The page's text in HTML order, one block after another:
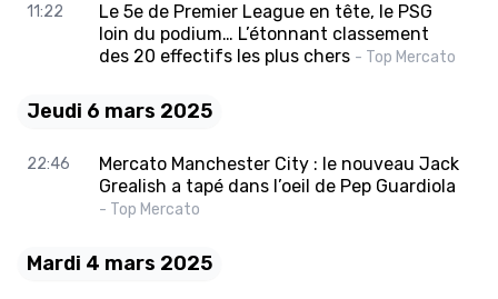
11:22
Le 5e de Premier League en tête, le PSG
loin du podium… L’étonnant classement
des 20 effectifs les plus chers - Top Mercato
Jeudi 6 mars 2025
22:46
Mercato Manchester City : le nouveau Jack
Grealish a tapé dans l’oeil de Pep Guardiola
- Top Mercato
Mardi 4 mars 2025